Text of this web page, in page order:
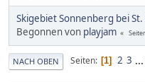
Skigebiet Sonnenberg bei
Begonnen von playjam
NACH OBEN Seiten 1 2 3 ...